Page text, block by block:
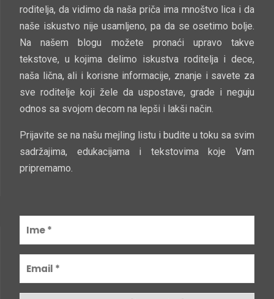
roditelja, da vidimo da naša priča ima mnoštvo lica i da
naše iskustvo nije usamljeno, pa da se osetimo bolje.
Na našem blogu možete pronaći upravo takve
tekstove, u kojima delimo iskustva roditelja i dece,
naša lična, ali i korisne informacije, znanje i savete za
sve roditelje koji žele da uspostave, grade i neguju
odnos sa svojom decom na lepši i lakši način.
Prijavite se na našu mejling listu i budite u toku sa svim
sadržajima, edukacijama i tekstovima koje Vam
pripremamo.